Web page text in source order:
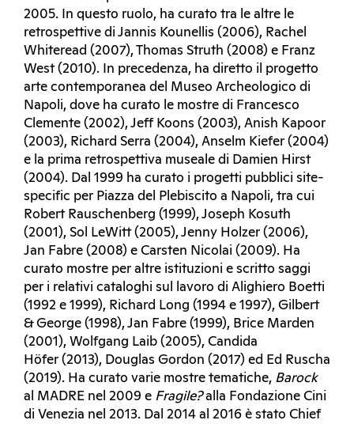
2005. In questo ruolo, ha curato tra le altre le
retrospettive di Jannis Kounellis (2006), Rachel
Whiteread (2007), Thomas Struth (2008) e Franz
West (2010). In precedenza, ha diretto il progetto
arte contemporanea del Museo Archeologico di
Napoli, dove ha curato le mostre di Francesco
Clemente (2002), Jeff Koons (2003), Anish Kapoor
(2003), Richard Serra (2004), Anselm Kiefer (2004)
e la prima retrospettiva museale di Damien Hirst
(2004). Dal 1999 ha curato i progetti pubblici site-
specific per Piazza del Plebiscito a Napoli, tra cui
Robert Rauschenberg (1999), Joseph Kosuth
(2001), Sol LeWitt (2005), Jenny Holzer (2006),
Jan Fabre (2008) e Carsten Nicolai (2009). Ha
curato mostre per altre istituzioni e scritto saggi
per i relativi cataloghi sul lavoro di Alighiero Boetti
(1992 e 1999), Richard Long (1994 e 1997), Gilbert
& George (1998), Jan Fabre (1999), Brice Marden
(2001), Wolfgang Laib (2005), Candida
Höfer (2013), Douglas Gordon (2017) ed Ed Ruscha
(2019). Ha curato varie mostre tematiche, Barock
al MADRE nel 2009 e Fragile?alla Fondazione Cini
di Venezia nel 2013. Dal 2014 al 2016 è stato Chief